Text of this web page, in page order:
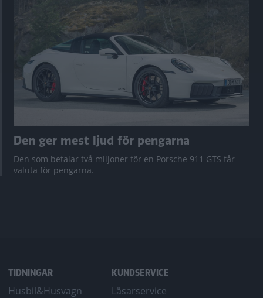
Den ger mest ljud för pengarna
Den som betalar två miljoner för en Porsche 911 GTS får
valuta för pengarna.
TIDNINGAR
Husbil&Husvagn
KUNDSERVICE
Läsarservice